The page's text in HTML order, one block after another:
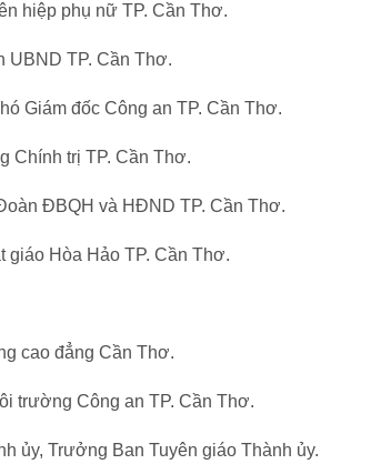
hiệp phụ nữ TP. Cần Thơ.
UBND TP. Cần Thơ.
Giám đốc Công an TP. Cần Thơ.
Chính trị TP. Cần Thơ.
ĐBQH và HĐND TP. Cần Thơ.
Hòa Hảo TP. Cần Thơ.
cao đẳng Cần Thơ.
trường Công an TP. Cần Thơ.
ủy, Trưởng Ban Tuyên giáo Thành ủy.